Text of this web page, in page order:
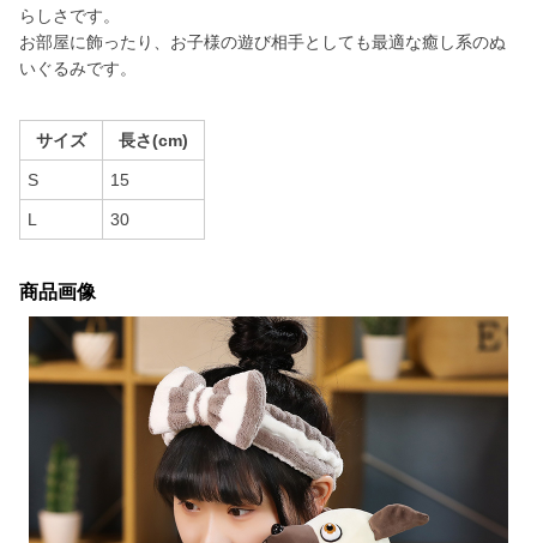
らしさです。
お部屋に飾ったり、お子様の遊び相手としても最適な癒し系のぬ
いぐるみです。
サイズ 長さ(cm)
S 15
L 30
商品画像